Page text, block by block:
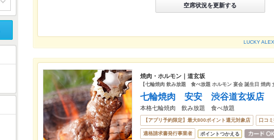
空席状況を更新する
LUCKY
焼肉・ホルモン｜道玄坂
【七輪焼肉 飲み放題 食べ放題 ホルモン 宴会 誕生日 焼肉
七輪焼肉 安安 渋谷道玄坂店
本格七輪焼肉 飲み放題 食べ放題
【アプリ予約限定】最大800ポイント還元対象店 口コ
適格請求書発行事業者 ポイントつかえる